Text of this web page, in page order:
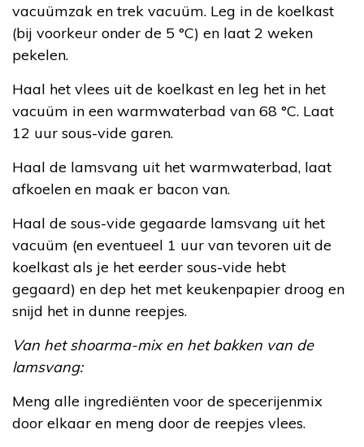
vacuümzak en trek vacuüm. Leg in de koelkast
(bij voorkeur onder de 5 °C) en laat 2 weken
pekelen.
Haal het vlees uit de koelkast en leg het in het
vacuüm in een warmwaterbad van 68 °C. Laat
12 uur sous-vide garen.
Haal de lamsvang uit het warmwaterbad, laat
afkoelen en maak er bacon van.
Haal de sous-vide gegaarde lamsvang uit het
vacuüm (en eventueel 1 uur van tevoren uit de
koelkast als je het eerder sous-vide hebt
gegaard) en dep het met keukenpapier droog en
snijd het in dunne reepjes.
Van het shoarma-mix en het bakken van de
lamsvang:
Meng alle ingrediënten voor de specerijenmix
door elkaar en meng door de reepjes vlees.